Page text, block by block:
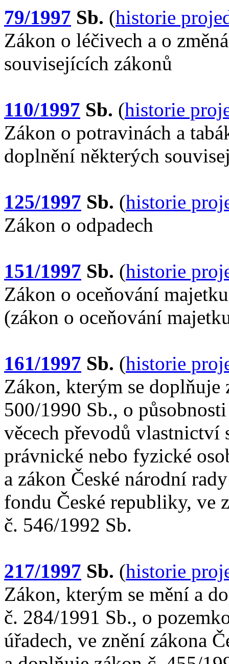
79/1997 Sb. (historie
Zákon o léčivech a o
souvisejících zákonů
110/1997 Sb. (historie
Zákon o potravinách a
doplnění některých
125/1997 Sb. (historie
Zákon o odpadech
151/1997 Sb. (historie
Zákon o oceňování
(zákon o oceňování
161/1997 Sb. (historie
Zákon, kterým se doplňuje
500/1990 Sb., o
věcech převodů vlastnictví
právnické nebo fyzické
a zákon České národní
fondu České republiky, ve
č. 546/1992 Sb.
217/1997 Sb. (historie
Zákon, kterým se mění a
č. 284/1991 Sb., o
úřadech, ve znění zákona